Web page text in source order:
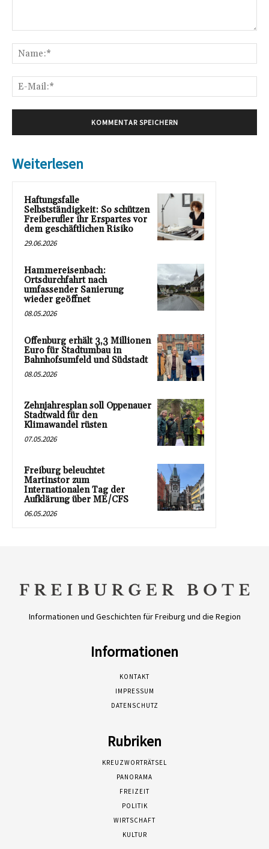
Weiterlesen
Haftungsfalle
Selbstständigkeit: So schützen
Freiberufler ihr Erspartes vor
dem geschäftlichen Risiko
29.06.2026
Hammereisenbach:
Ortsdurchfahrt nach
umfassender Sanierung
wieder geöffnet
08.05.2026
Offenburg erhält 3,3 Millionen
Euro für Stadtumbau in
Bahnhofsumfeld und Südstadt
08.05.2026
Zehnjahresplan soll Oppenauer
Stadtwald für den
Klimawandel rüsten
07.05.2026
Freiburg beleuchtet
Martinstor zum
Internationalen Tag der
Aufklärung über ME/CFS
06.05.2026
Informationen und Geschichten für Freiburg und die Region
Informationen
KONTAKT
IMPRESSUM
DATENSCHUTZ
Rubriken
KREUZWORTRÄTSEL
PANORAMA
FREIZEIT
POLITIK
WIRTSCHAFT
KULTUR